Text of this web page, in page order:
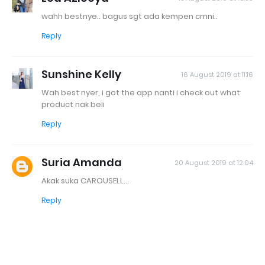
wahh bestnye.. bagus sgt ada kempen cmni..
Reply
Sunshine Kelly 16 August 2019 at 11:16
Wah best nyer, i got the app nanti i check out what
product nak beli
Reply
Suria Amanda 20 August 2019 at 12:04
Akak suka CAROUSELL...
Reply